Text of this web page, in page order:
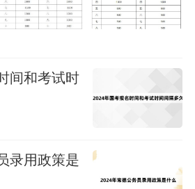
间和考试时
录用政策是